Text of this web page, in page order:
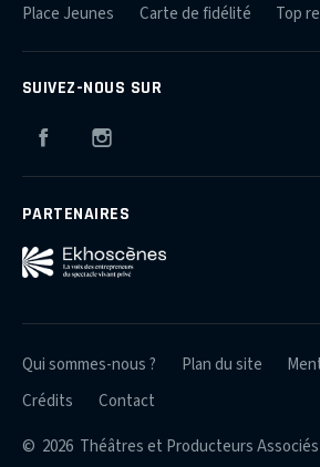
Place Jeunes
Carte de fidélité Top
SUIVEZ-NOUS SUR
Facebook
PARTENAIRES
© 2026 Théâtres et Producteurs Associés
Qui sommes-nous ? Plan du site
Crédits
Contact